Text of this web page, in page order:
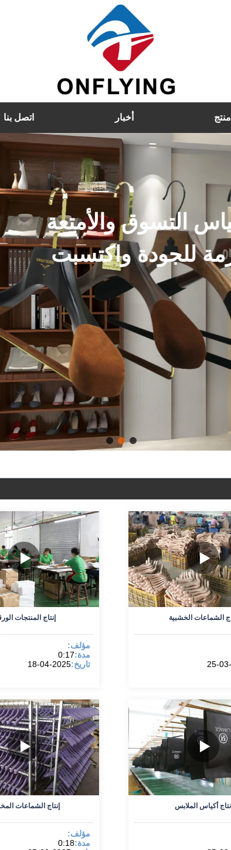
منتج أخبار اتصل بنا
، شماعات مخملية ،
الشماعات والأكياس
انقر لمعرفة المزيد
إنتاج المنتجات
مؤلف:
مدة:0:17
تاريخ:2025-04-18
الشماعات الخشبية
إنتاج الشماعات
مؤلف:
مدة:0:18
إنتاج أكياس الملابس